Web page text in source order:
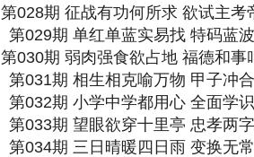
第028期 征战有功何所求 欲试主考
第029期 单红单蓝实易找 特码蓝
第030期 弱肉强食欲占地 福德和事
第031期 相生相克喻万物 甲子冲
第032期 小学中学都用心 全面学
第033期 望眼欲穿十里亭 忠孝两
第034期 三日晴暖四日雨 变换无